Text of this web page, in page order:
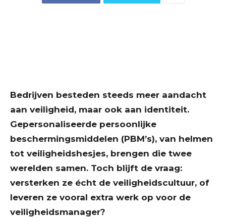
Bedrijven besteden steeds meer aandacht
aan veiligheid, maar ook aan identiteit.
Gepersonaliseerde persoonlijke
beschermingsmiddelen (PBM’s), van helmen
tot veiligheidshesjes, brengen die twee
werelden samen. Toch blijft de vraag:
versterken ze écht de veiligheidscultuur, of
leveren ze vooral extra werk op voor de
veiligheidsmanager?